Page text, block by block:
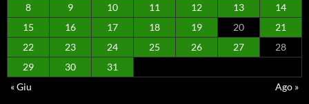
8
9 10 11 12 13
14
15
16 17 18 19 20
21
22
23 24 25 26 27
28
29
30
31
« Giu
Ago »